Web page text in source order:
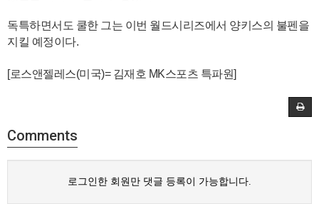
독특하면서도 쿨한 그는 이번 월드시리즈에서 양키스의 불펜을
지킬 예정이다.
[로스앤젤레스(미국)= 김재호 MK스포츠 특파원]
Comments
로그인한 회원만 댓글 등록이 가능합니다.